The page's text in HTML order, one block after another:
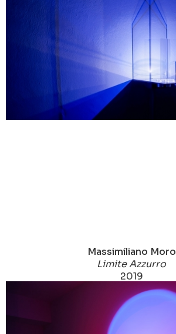
Massimiliano Moro
Limite Azzurro
2019